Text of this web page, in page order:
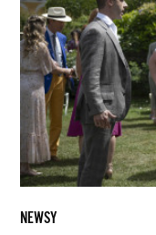
„Psie
pazury”
„Ted
Lasso”.
nominacje
do
Złotych
Globów
NEWSY